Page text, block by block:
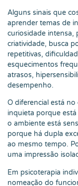
Alguns sinais que
aprender temas de
curiosidade intensa,
criatividade, busca
repetitivas,
esquecimentos
atrasos,
desempenho.
O diferencial está
inquieta porque
o ambiente está
porque há dupla
ao mesmo tempo.
uma impressão
Em psicoterapia
nomeação do